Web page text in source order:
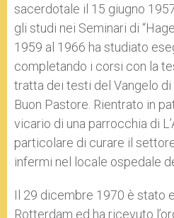
sacerdotale il 15 giugno
gli studi nei Seminari di
1959 al 1966 ha studiato
completando i corsi con la
tratta dei testi del Vangelo di
Buon Pastore. Rientrato in
vicario di una parrocchia di
particolare di curare il
infermi nel locale ospedale
Il 29 dicembre 1970 è stato
Rotterdam ed ha ricevuto